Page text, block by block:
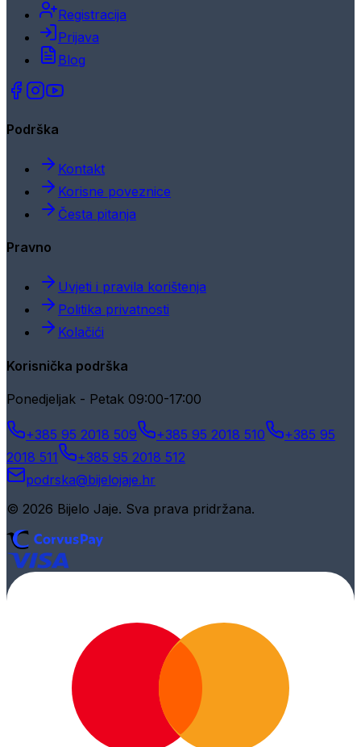
Registracija
Prijava
Blog
Podrška
Kontakt
Korisne poveznice
Česta pitanja
Pravno
Uvjeti i pravila korištenja
Politika privatnosti
Kolačići
Korisnička podrška
Ponedjeljak - Petak 09:00-17:00
+385 95 2018 509 +385 95 2018 510
+385 95
2018 511
+385 95 2018 512
podrska@bijelojaje.hr
© 2026 Bijelo Jaje. Sva prava pridržana.